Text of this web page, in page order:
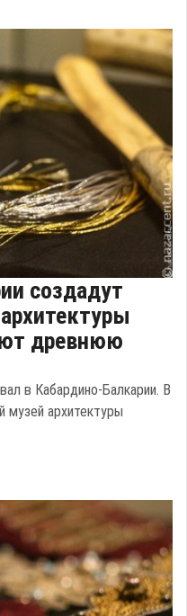
создадут
древнюю
в Кабардино-Балкарии. В
музей архитектуры